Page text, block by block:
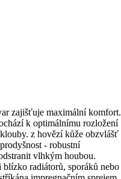
zajišťuje maximální komfort.
k optimálnímu rozložení
z hovězí kůže obzvlášť
- robustní
vlhkým houbou.
radiátorů, sporáků nebo